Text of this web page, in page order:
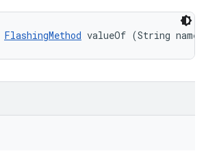
FlashingMethod valueOf (String name)